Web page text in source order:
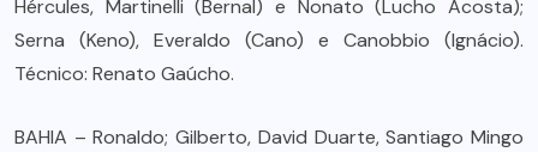
Hércules, Martinelli (Bernal) e Nonato (Lucho Acosta);
Serna (Keno), Everaldo (Cano) e Canobbio (Ignácio).
Técnico: Renato Gaúcho.
BAHIA – Ronaldo; Gilberto, David Duarte, Santiago Mingo